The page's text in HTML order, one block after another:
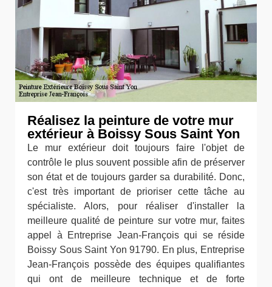
Réalisez la peinture de votre mur
extérieur à Boissy Sous Saint Yon
Le mur extérieur doit toujours faire l'objet de
contrôle le plus souvent possible afin de préserver
son état et de toujours garder sa durabilité. Donc,
c'est très important de prioriser cette tâche au
spécialiste. Alors, pour réaliser d'installer la
meilleure qualité de peinture sur votre mur, faites
appel à Entreprise Jean-François qui se réside
Boissy Sous Saint Yon 91790. En plus, Entreprise
Jean-François possède des équipes qualifiantes
qui ont de meilleure technique et de forte